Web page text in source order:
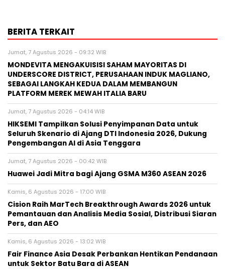
BERITA TERKAIT
Jumat, 7 Agustus 2026 - 09:32 WIB
MONDEVITA MENGAKUISISI SAHAM MAYORITAS DI
UNDERSCORE DISTRICT, PERUSAHAAN INDUK MAGLIANO,
SEBAGAI LANGKAH KEDUA DALAM MEMBANGUN
PLATFORM MEREK MEWAH ITALIA BARU
Jumat, 7 Agustus 2026 - 04:14 WIB
HIKSEMI Tampilkan Solusi Penyimpanan Data untuk
Seluruh Skenario di Ajang DTI Indonesia 2026, Dukung
Pengembangan AI di Asia Tenggara
Jumat, 7 Agustus 2026 - 00:42 WIB
Huawei Jadi Mitra bagi Ajang GSMA M360 ASEAN 2026
Kamis, 6 Agustus 2026 - 17:00 WIB
Cision Raih MarTech Breakthrough Awards 2026 untuk
Pemantauan dan Analisis Media Sosial, Distribusi Siaran
Pers, dan AEO
Kamis, 6 Agustus 2026 - 13:02 WIB
Fair Finance Asia Desak Perbankan Hentikan Pendanaan
untuk Sektor Batu Bara di ASEAN